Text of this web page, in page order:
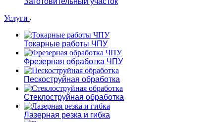
Услуги
Токарные работы ЧПУ
Фрезерная обработка ЧПУ
Пескоструйная обработка
Стеклоструйная обработка
Лазерная резка и гибка